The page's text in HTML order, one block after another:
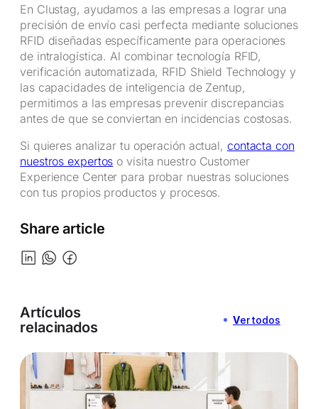
En Clustag, ayudamos a las empresas a lograr una
precisión de envío casi perfecta mediante soluciones
RFID diseñadas específicamente para operaciones
de intralogística. Al combinar tecnología RFID,
verificación automatizada, RFID Shield Technology y
las capacidades de inteligencia de Zentup,
permitimos a las empresas prevenir discrepancias
antes de que se conviertan en incidencias costosas.
Si quieres analizar tu operación actual, contacta con
nuestros expertos o visita nuestro Customer
Experience Center para probar nuestras soluciones
con tus propios productos y procesos.
Share article
Artículos
relacinados
Ver todos